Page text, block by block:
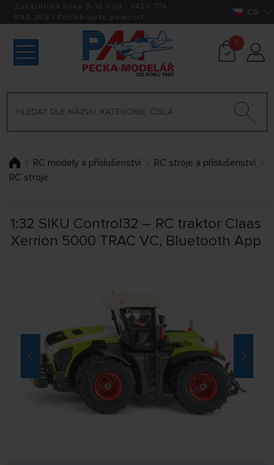
Zákaznická linka 9-18 hod.: +420 774
590 258 | Potřebujete pomoci? CS
0
RC modely a příslušenství
RC stroje a příslušenství
RC stroje
1:32 SIKU Control32 – RC traktor Claas
Xerrion 5000 TRAC VC, Bluetooth App